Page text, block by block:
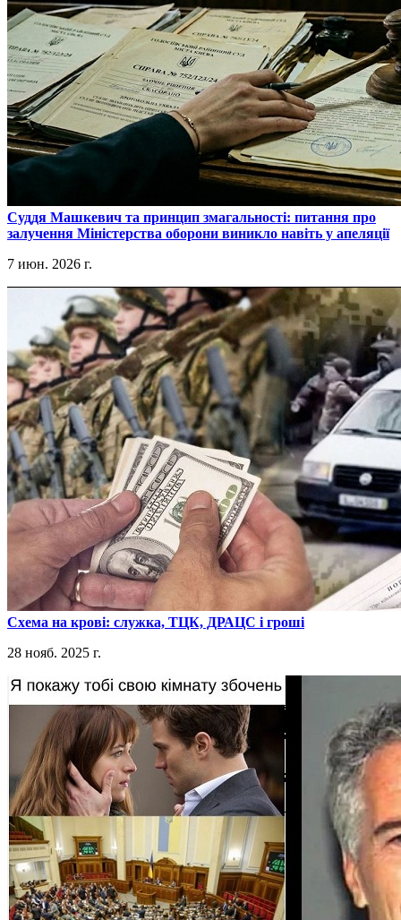
​Суддя Машкевич та принцип змагальності: питання про
залучення Міністерства оборони виникло навіть у апеляції
7 июн. 2026 г.
​Схема на крові: служка, ТЦК, ДРАЦС і гроші
28 нояб. 2025 г.